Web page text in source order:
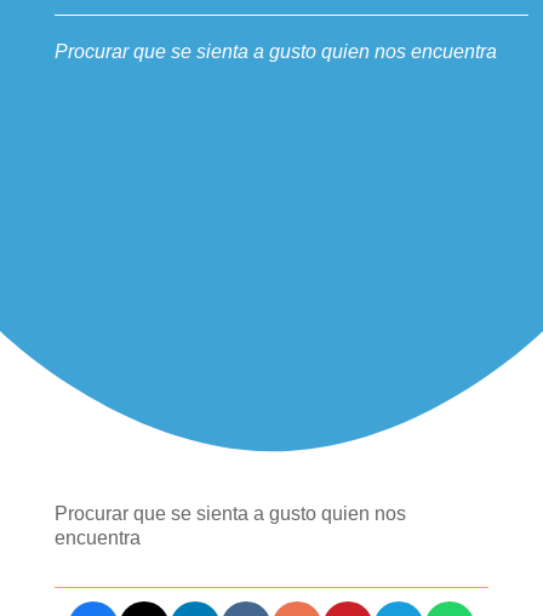
Procurar que se sienta a gusto quien nos encuentra
Procurar que se sienta a gusto quien nos
encuentra